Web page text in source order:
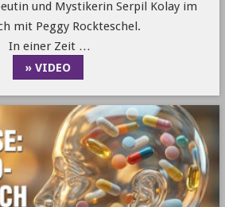
und Mystikerin Serpil Kolay im
mit Peggy Rockteschel.
In einer Zeit …
» VIDEO